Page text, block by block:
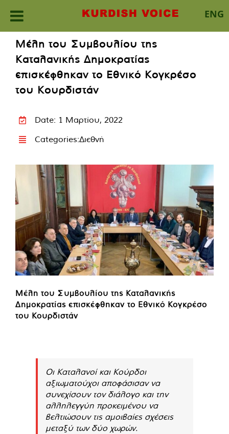
ENG
content
Μέλη του Συμβουλίου της
Καταλανικής Δημοκρατίας
επισκέφθηκαν το Εθνικό Κογκρέσο
του Κουρδιστάν
Date: 1 Μαρτίου, 2022
Categories:Διεθνή
Μέλη του Συμβουλίου της Καταλανικής
Δημοκρατίας επισκέφθηκαν το Εθνικό Κογκρέσο
του Κουρδιστάν
Οι Καταλανοί και Κούρδοι
αξιωματούχοι αποφάσισαν να
συνεχίσουν τον διάλογο και την
αλληλεγγύη προκειμένου να
βελτιώσουν τις αμοιβαίες σχέσεις
μεταξύ των δύο χωρών.